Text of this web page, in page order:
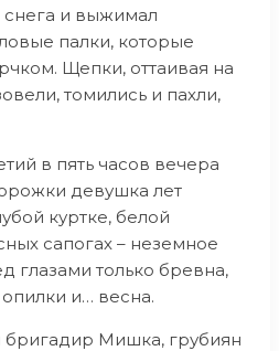
снега и выжимал
палки, которые
Щепки, оттаивая на
томились и пахли,
в пять часов вечера
девушка лет
куртке, белой
сапогах – неземное
глазами только бревна,
и… весна.
бригадир Мишка, грубиян